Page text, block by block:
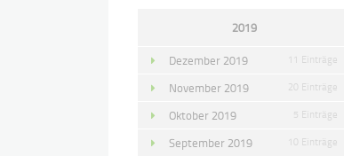
2019
Dezember 2019 11 Einträge
November 2019 20 Einträge
Oktober 2019 5 Einträge
September 2019 10 Einträge